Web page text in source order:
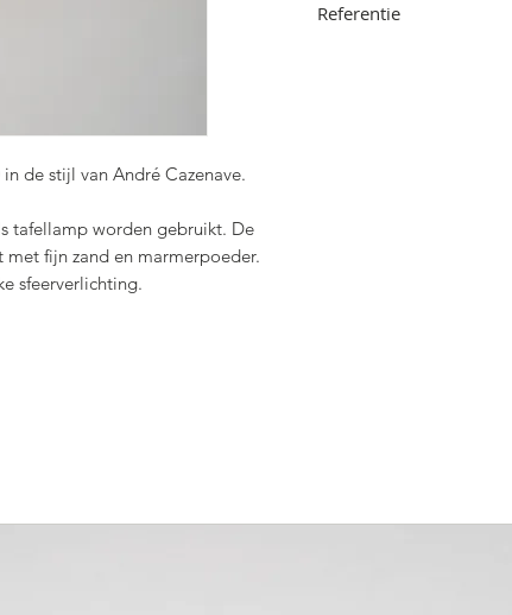
de stijl van André Cazenave.
tafellamp worden gebruikt. De
fijn zand en marmerpoeder.
sfeerverlichting.
Referentie